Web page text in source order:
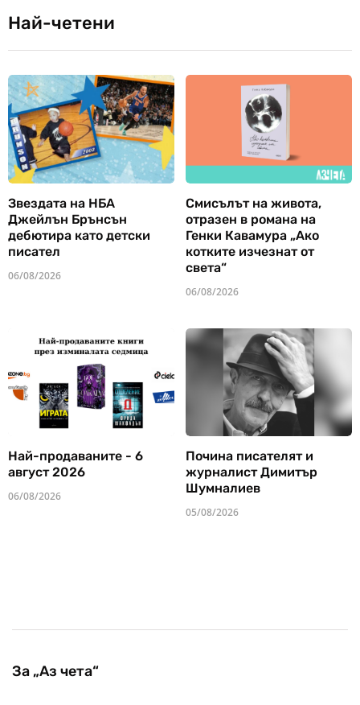
Най-четени
Звездата на НБА
Джейлън Брънсън
дебютира като детски
писател
06/08/2026
Смисълът на живота,
отразен в романа на
Генки Кавамура „Ако
котките изчезнат от
света“
06/08/2026
Най-продаваните - 6
август 2026
06/08/2026
Почина писателят и
журналист Димитър
Шумналиев
05/08/2026
За „Аз чета“